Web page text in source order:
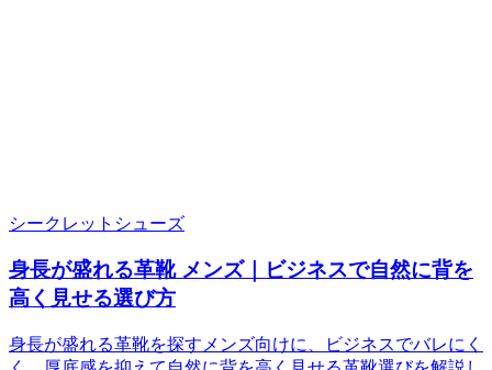
シークレットシューズ
身長が盛れる革靴 メンズ｜ビジネスで自然に背を
高く見せる選び方
身長が盛れる革靴を探すメンズ向けに、ビジネスでバレにく